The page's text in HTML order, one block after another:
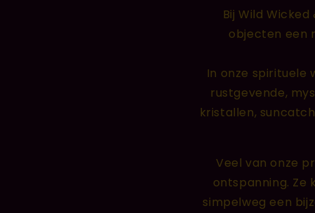
Bij Wild
objecten een
In onze spirituele
rustgevende,
kristallen,
Veel van onze
ontspanning.
simpelweg een